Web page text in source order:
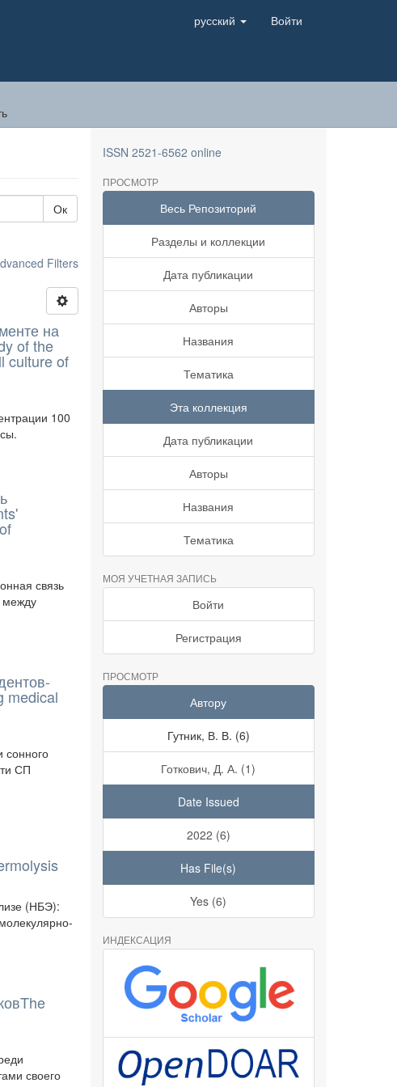
русский Войти
Ок
Filters
на
of the
culture of
100
связь
между
medical
сонного
СП
(НБЭ):
своего
ISSN 2521-6562 online
ПРОСМОТР
Весь Репозиторий
Разделы и коллекции
Дата публикации
Авторы
Названия
Тематика
Эта коллекция
Дата публикации
Авторы
Названия
Тематика
МОЯ УЧЕТНАЯ ЗАПИСЬ
Войти
Регистрация
ПРОСМОТР
Автору
Гутник, В. В. (6)
Готкович, Д. А. (1)
Date Issued
2022 (6)
Has File(s)
Yes (6)
ИНДЕКСАЦИЯ